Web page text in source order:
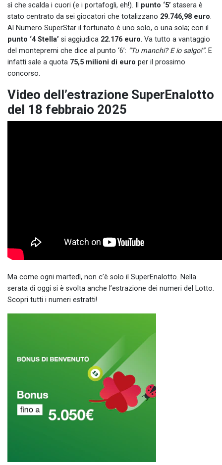
sì che scalda i cuori (e i portafogli, eh!). Il
punto ‘5’ stasera è
stato centrato da sei giocatori che totalizzano 29.746,98 euro.
Al Numero SuperStar il fortunato è uno solo, o una sola; con il
punto ‘4 Stella’ si aggiudica 22.176 euro. Va tutto a vantaggio
del montepremi che dice al punto ‘6’: “Tu manchi? E io salgo!”. E
infatti sale a quota 75,5 milioni di euro per il prossimo
concorso.
Video dell’estrazione SuperEnalotto
del 18 febbraio 2025
Ma come ogni martedì, non c’è solo il SuperEnalotto. Nella
serata di oggi si è svolta anche l’estrazione dei numeri del Lotto.
Scopri tutti i numeri estratti!